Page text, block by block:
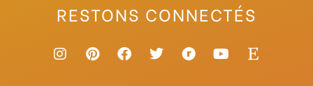
RESTONS CONNECTÉS
I
n
P
i
F
a
T
w
R
a
Y
o
E
t